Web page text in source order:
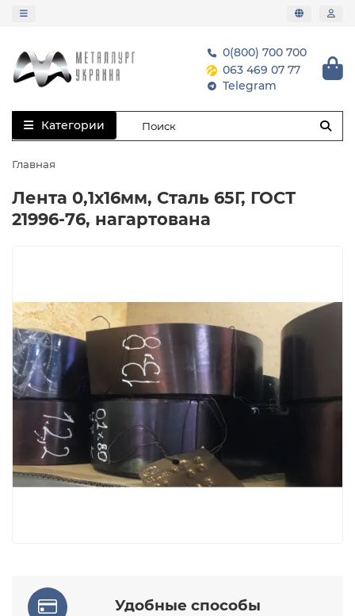
0(800) 700 700
063 469 07 77
Telegram
Категории
Главная
Лента 0,1х16мм, Сталь 65Г, ГОСТ
21996-76, нагартована
Удобные способы